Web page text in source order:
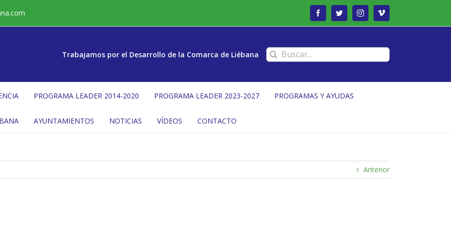
FacebookTwitterInstagramVimeo
Trabajamos por el Desarrollo de la Comarca de Liébana Buscar:
PROGRAMA LEADER 2014-2020 PROGRAMA LEADER 2023-2027 PROGRAMAS Y AYUDAS
AYUNTAMIENTOS NOTICIAS VÍDEOS CONTACTO
Anterior